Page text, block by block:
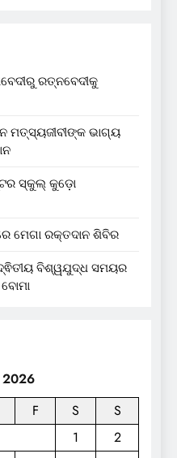
ରତ୍ନବେଦୀକୁ
ମତ୍ସ୍ୟଜୀବୀଙ୍କ ଭାଗ୍ୟ
ସ୍କୁଲ୍ କୁଡ଼ୋ
ମେଗା ରକ୍ତଦାନ ଶିବିର
ଦ୍ଵିତୀୟ ବିଶ୍ୱଯୁଦ୍ଧ ସମୟର
2026
F S
S
1
2